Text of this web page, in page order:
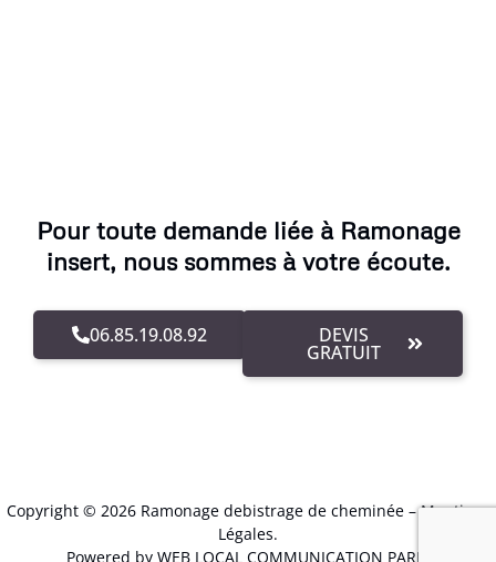
Pour toute demande liée à Ramonage
insert, nous sommes à votre écoute.
06.85.19.08.92 DEVIS
GRATUIT
Copyright © 2026 Ramonage debistrage de cheminée –Mentions
Légales.
Powered by WEB LOCAL COMMUNICATION PARIS